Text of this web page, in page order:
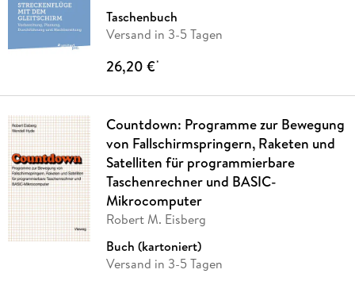
Taschenbuch
Versand in 3-5 Tagen
26,20 €*
Countdown: Programme zur Bewegung
von Fallschirmspringern, Raketen und
Satelliten für programmierbare
Taschenrechner und BASIC-
Mikrocomputer
Robert M. Eisberg
Buch (kartoniert)
Versand in 3-5 Tagen